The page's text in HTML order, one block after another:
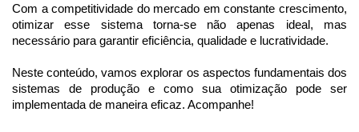
Com a competitividade do mercado em constante crescimento,
otimizar esse sistema torna-se não apenas ideal, mas
necessário para garantir eficiência, qualidade e lucratividade.
Neste conteúdo, vamos explorar os aspectos fundamentais dos
sistemas de produção e como sua otimização pode ser
implementada de maneira eficaz. Acompanhe!